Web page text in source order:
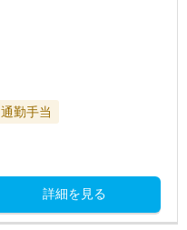
通勤手当
詳細を見る